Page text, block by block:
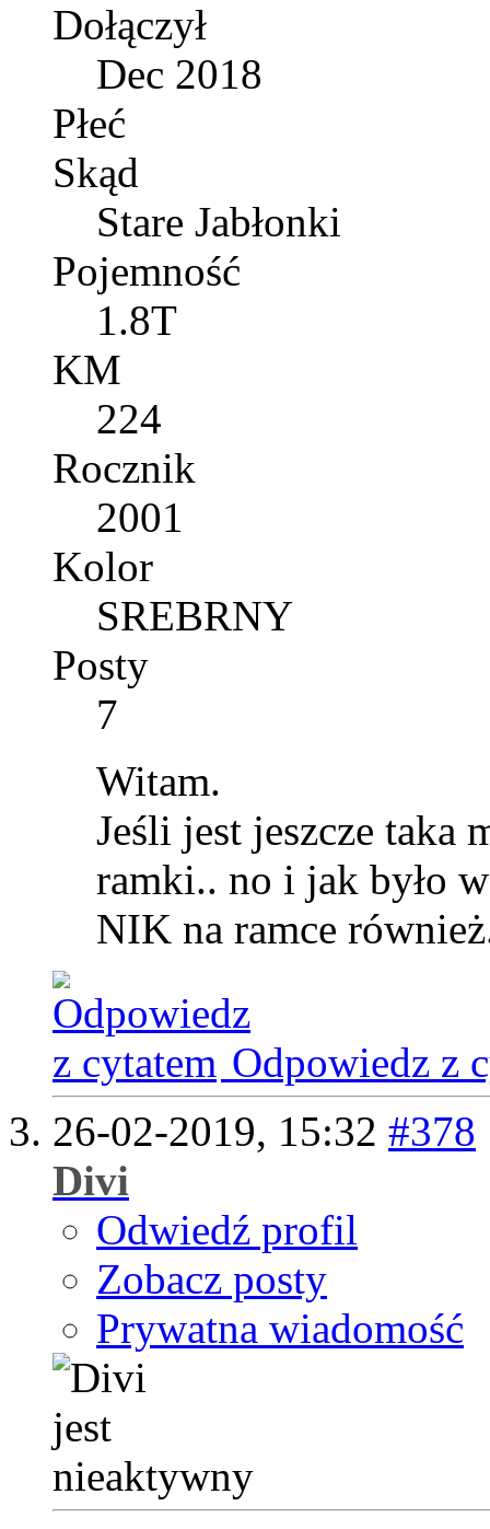
Dołączył
Dec 2018
Płeć
Skąd
Stare Jabłonki
Pojemność
1.8T
KM
224
Rocznik
2001
Kolor
SREBRNY
Posty
7
Witam.
Jeśli jest jeszcze taka
ramki.. no i jak było
NIK na ramce
Odpowiedz z
26-02-2019, 15:32 #378
Divi
Odwiedź profil
Zobacz posty
Prywatna wiadomość